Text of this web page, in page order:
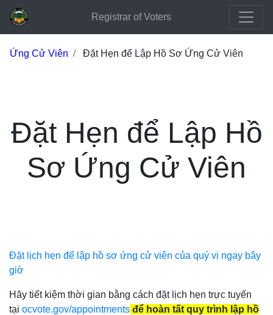
Registrar of Voters
Ứng Cử Viên Đặt Hẹn để Lập Hồ Sơ Ứng Cử Viên
Đặt Hẹn để Lập Hồ
Sơ Ứng Cử Viên
Đặt lịch hẹn để lập hồ sơ ứng cử viên của quý vị ngay bây
giờ
Hãy tiết kiệm thời gian bằng cách đặt lịch hẹn trực tuyến
tại ocvote.gov/appointments để hoàn tất quy trình lập hồ